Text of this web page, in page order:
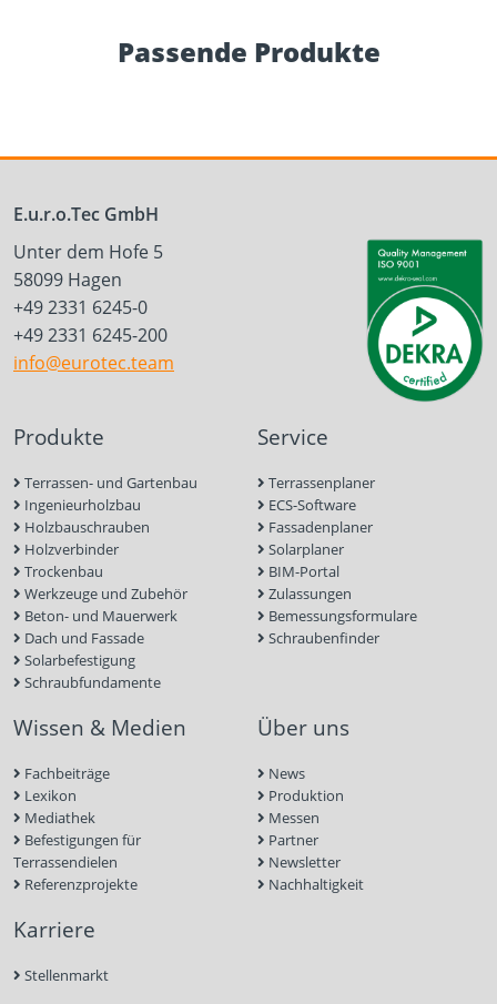
Passende Produkte
E.u.r.o.Tec GmbH
Unter dem Hofe 5
58099 Hagen
+49 2331 6245-0
+49 2331 6245-200
info@eurotec.team
Produkte
Terrassen- und Gartenbau
Ingenieurholzbau
Holzbauschrauben
Holzverbinder
Trockenbau
Werkzeuge und Zubehör
Beton- und Mauerwerk
Dach und Fassade
Solarbefestigung
Schraubfundamente
Service
Terrassenplaner
ECS-Software
Fassadenplaner
Solarplaner
BIM-Portal
Zulassungen
Bemessungsformulare
Schraubenfinder
Wissen & Medien
Fachbeiträge
Lexikon
Mediathek
Befestigungen für
Terrassendielen
Referenzprojekte
Über uns
News
Produktion
Messen
Partner
Newsletter
Nachhaltigkeit
Karriere
Stellenmarkt